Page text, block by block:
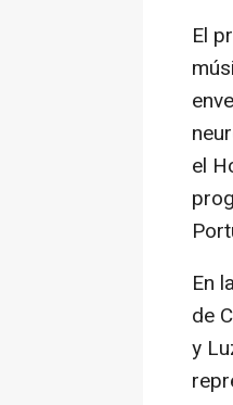
El
el
En
de
y